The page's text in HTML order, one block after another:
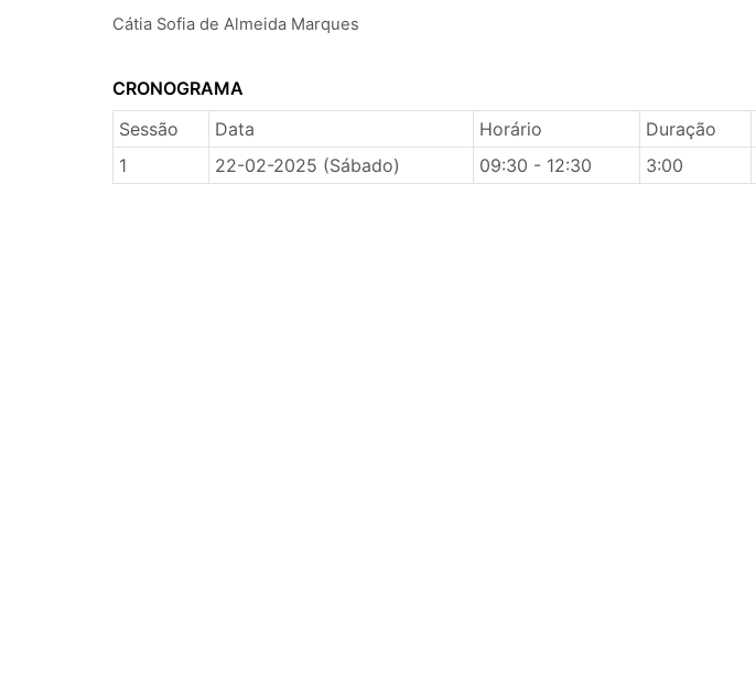
Cátia Sofia de Almeida Marques
CRONOGRAMA
Sessão
Data Horário Duração
1
22-02-2025 (Sábado) 09:30 - 12:30 3:00